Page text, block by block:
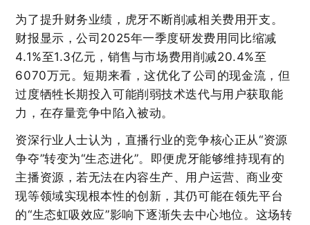
为了提升财务业绩，虎牙不断削减相关费用开支。
财报显示，公司2025年一季度研发费用同比缩减
4.1%至1.3亿元，销售与市场费用削减20.4%至
6070万元。短期来看，这优化了公司的现金流，但
过度牺牲长期投入可能削弱技术迭代与用户获取能
力，在存量竞争中陷入被动。
资深行业人士认为，直播行业的竞争核心正从“资源
争夺”转变为“生态进化”。即便虎牙能够维持现有的
主播资源，若无法在内容生产、用户运营、商业变
现等领域实现根本性的创新，其仍可能在领先平台
的“生态虹吸效应”影响下逐渐失去中心地位。这场转